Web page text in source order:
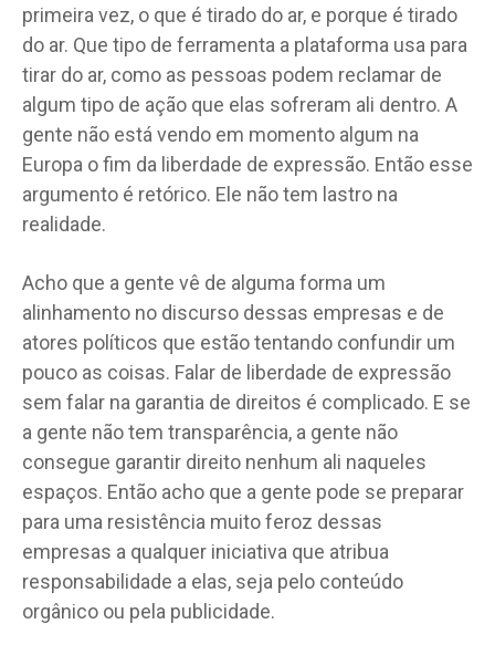
primeira vez, o que é tirado do ar, e porque é tirado
do ar. Que tipo de ferramenta a plataforma usa para
tirar do ar, como as pessoas podem reclamar de
algum tipo de ação que elas sofreram ali dentro. A
gente não está vendo em momento algum na
Europa o fim da liberdade de expressão. Então esse
argumento é retórico. Ele não tem lastro na
realidade.
Acho que a gente vê de alguma forma um
alinhamento no discurso dessas empresas e de
atores políticos que estão tentando confundir um
pouco as coisas. Falar de liberdade de expressão
sem falar na garantia de direitos é complicado. E se
a gente não tem transparência, a gente não
consegue garantir direito nenhum ali naqueles
espaços. Então acho que a gente pode se preparar
para uma resistência muito feroz dessas
empresas a qualquer iniciativa que atribua
responsabilidade a elas, seja pelo conteúdo
orgânico ou pela publicidade.